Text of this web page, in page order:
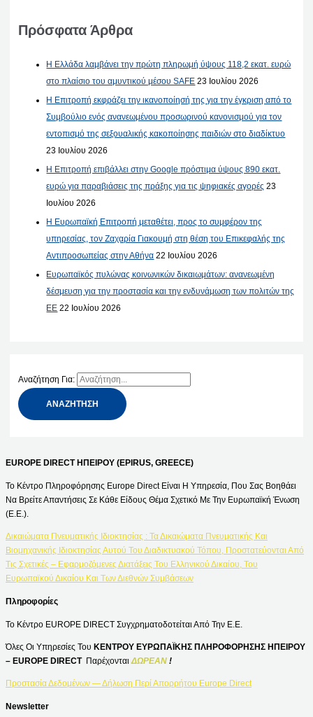
Πρόσφατα Άρθρα
Η Ελλάδα λαμβάνει την πρώτη πληρωμή ύψους 118,2 εκατ. ευρώ
στο πλαίσιο του αμυντικού μέσου SAFE 23 Ιουλίου 2026
Η Επιτροπή εκφράζει την ικανοποίησή της για την έγκριση από το
Συμβούλιο ενός ανανεωμένου προσωρινού κανονισμού για τον
εντοπισμό της σεξουαλικής κακοποίησης παιδιών στο διαδίκτυο
23 Ιουλίου 2026
Η Επιτροπή επιβάλλει στην Google πρόστιμα ύψους 890 εκατ.
ευρώ για παραβιάσεις της πράξης για τις ψηφιακές αγορές 23
Ιουλίου 2026
Η Ευρωπαϊκή Επιτροπή μεταθέτει, προς το συμφέρον της
υπηρεσίας, τον Ζαχαρία Γιακουμή στη θέση του Επικεφαλής της
Αντιπροσωπείας στην Αθήνα 22 Ιουλίου 2026
Ευρωπαϊκός πυλώνας κοινωνικών δικαιωμάτων: ανανεωμένη
δέσμευση για την προστασία και την ενδυνάμωση των πολιτών της
ΕΕ 22 Ιουλίου 2026
Αναζήτηση Για:
EUROPE DIRECT ΗΠΕΙΡΟΥ (EPIRUS, GREECE)
Το Κέντρο Πληροφόρησης Europe Direct Είναι Η Υπηρεσία, Που Σας Βοηθάει
Να Βρείτε Απαντήσεις Σε Κάθε Είδους Θέμα Σχετικό Με Την Ευρωπαϊκή Ένωση
(Ε.Ε.).
Δικαιώματα Πνευματικής Ιδιοκτησίας : Τα Δικαιώματα Πνευματικής Και
Βιομηχανικής Ιδιοκτησίας Αυτού Του Διαδικτυακού Τόπου, Προστατεύονται Από
Τις Σχετικές – Εφαρμοζόμενες Διατάξεις Του Ελληνικού Δικαίου, Του
Ευρωπαϊκού Δικαίου Και Των Διεθνών Συμβάσεων
Πληροφορίες
Το Κέντρο EUROPE DIRECT Συγχρηματοδοτείται Από Την Ε.Ε.
Όλες Οι Υπηρεσίες Του ΚΕΝΤΡΟΥ ΕΥΡΩΠΑΪΚΗΣ ΠΛΗΡΟΦΟΡΗΣΗΣ ΗΠΕΙΡΟΥ
– EUROPE DIRECT Παρέχονται ΔΩΡΕΑΝ !
Προστασία Δεδομένων — Δήλωση Περί Απορρήτου Europe Direct
Newsletter